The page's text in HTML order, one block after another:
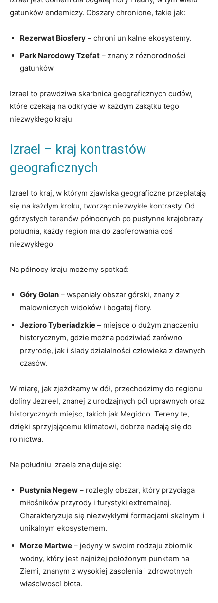
gatunków endemiczy. Obszary chronione, takie jak:
Rezerwat Biosfery – chroni unikalne ekosystemy.
Park Narodowy Tzefat – znany z różnorodności
gatunków.
Izrael to prawdziwa skarbnica geograficznych cudów,
które czekają na odkrycie w każdym zakątku tego
niezwykłego kraju.
Izrael – kraj kontrastów
geograficznych
Izrael to kraj, w którym zjawiska geograficzne przeplatają
się na każdym kroku, tworząc niezwykłe kontrasty. Od
górzystych terenów północnych po pustynne krajobrazy
południa, każdy region ma do zaoferowania coś
niezwykłego.
Na północy kraju możemy spotkać:
Góry Golan – wspaniały obszar górski, znany z
malowniczych widoków i bogatej flory.
Jezioro Tyberiadzkie – miejsce o dużym znaczeniu
historycznym, gdzie można podziwiać zarówno
przyrodę, jak i ślady działalności człowieka z dawnych
czasów.
W miarę, jak zjeżdżamy w dół, przechodzimy do regionu
doliny Jezreel, znanej z urodzajnych pól uprawnych oraz
historycznych miejsc, takich jak Megiddo. Tereny te,
dzięki sprzyjającemu klimatowi, dobrze nadają się do
rolnictwa.
Na południu Izraela znajduje się:
Pustynia Negew – rozległy obszar, który przyciąga
miłośników przyrody i turystyki extremalnej.
Charakteryzuje się niezwykłymi formacjami skalnymi i
unikalnym ekosystemem.
Morze Martwe – jedyny w swoim rodzaju zbiornik
wodny, który jest najniżej położonym punktem na
Ziemi, znanym z wysokiej zasolenia i zdrowotnych
właściwości błota.